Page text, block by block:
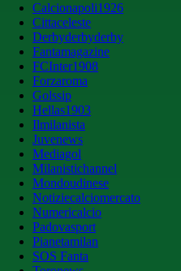
Calcionapoli1926
Cittaceleste
Derbyderbyderby
Fantamagazine
FCInter1908
Forzaroma
Golssip
Hellas1903
Ilmilanista
Juvenews
Mediagol
Milanistichannel
Mondoudinese
Notiziecalciomercato
Numericalcio
Padovasport
Pianetamilan
SOS Fanta